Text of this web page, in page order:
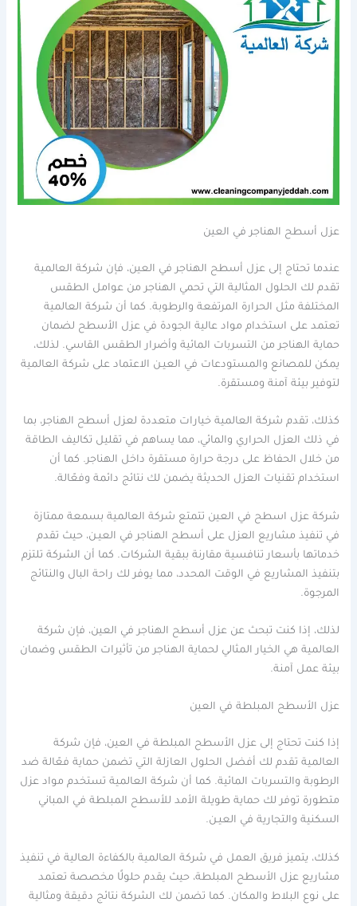
عزل أسطح الهناجر في العين
عندما تحتاج إلى عزل أسطح الهناجر في العين، فإن شركة العالمية
تقدم لك الحلول المثالية التي تحمي الهناجر من عوامل الطقس
المختلفة مثل الحرارة المرتفعة والرطوبة. كما أن شركة العالمية
تعتمد على استخدام مواد عالية الجودة في عزل الأسطح لضمان
حماية الهناجر من التسربات المائية وأضرار الطقس القاسي. لذلك،
يمكن للمصانع والمستودعات في العيـن الاعتماد على شركة العالمية
لتوفير بيئة آمنة ومستقرة.
كذلك، تقدم شركة العالمية خيارات متعددة لعزل أسطح الهناجر، بما
في ذلك العزل الحراري والمائي، مما يساهم في تقليل تكاليف الطاقة
من خلال الحفاظ على درجة حرارة مستقرة داخل الهناجر. كما أن
استخدام تقنيات العزل الحديثة يضمن لك نتائج دائمة وفعّالة.
شركة عزل اسطح في العين تتمتع شركة العالمية بسمعة ممتازة
في تنفيذ مشاريع العزل على أسطح الهناجر في العيـن، حيث تقدم
خدماتها بأسعار تنافسية مقارنة ببقية الشركات. كما أن الشركة تلتزم
بتنفيذ المشاريع في الوقت المحدد، مما يوفر لك راحة البال والنتائج
المرجوة.
لذلك، إذا كنت تبحث عن عزل أسطح الهناجر في العين، فإن شركة
العالمية هي الخيار المثالي لحماية الهناجر من تأثيرات الطقس وضمان
بيئة عمل آمنة.
عزل الأسطح المبلطة في العين
إذا كنت تحتاج إلى عزل الأسطح المبلطة في العين، فإن شركة
العالمية تقدم لك أفضل الحلول العازلة التي تضمن حماية فعّالة ضد
الرطوبة والتسربات المائية. كما أن شركة العالمية تستخدم مواد عزل
متطورة توفر لك حماية طويلة الأمد للأسطح المبلطة في المباني
السكنية والتجارية في العيـن.
كذلك، يتميز فريق العمل في شركة العالمية بالكفاءة العالية في تنفيذ
مشاريع عزل الأسطح المبلطة، حيث يقدم حلولًا مخصصة تعتمد
على نوع البلاط والمكان. كما تضمن لك الشركة نتائج دقيقة ومثالية